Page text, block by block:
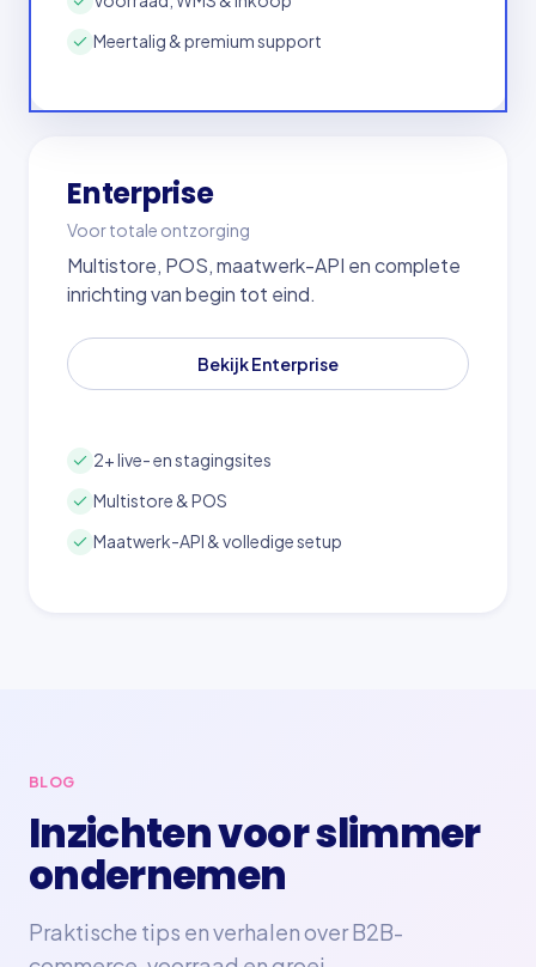
Meertalig & premium support
Enterprise
Voor totale ontzorging
Multistore, POS, maatwerk-API en complete
inrichting van begin tot eind.
Bekijk Enterprise
2+ live- en stagingsites
Multistore & POS
Maatwerk-API & volledige setup
BLOG
Inzichten voor slimmer
ondernemen
Praktische tips en verhalen over B2B-